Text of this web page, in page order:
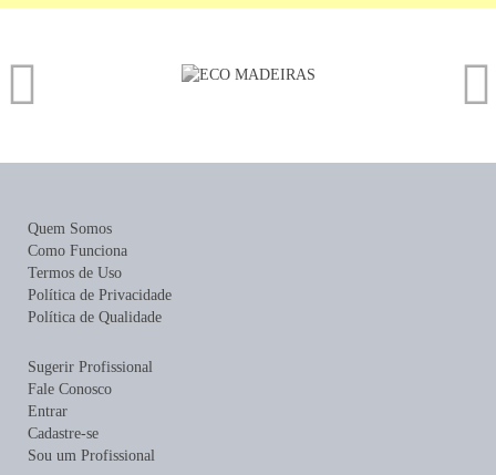
Quem Somos
Como Funciona
Termos de Uso
Política de Privacidade
Política de Qualidade
Sugerir Profissional
Fale Conosco
Entrar
Cadastre-se
Sou um Profissional